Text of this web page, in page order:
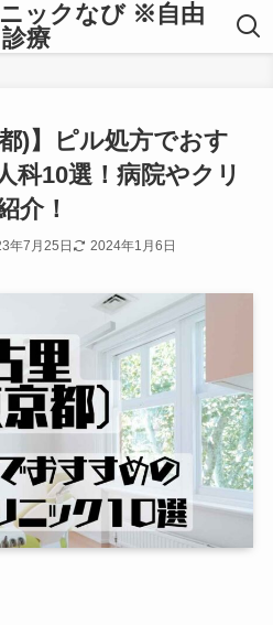
ックなび ※自由
診療
都)】ピル処方でおす
科10選！病院やクリ
介！
年7月25日 2024年1月6日